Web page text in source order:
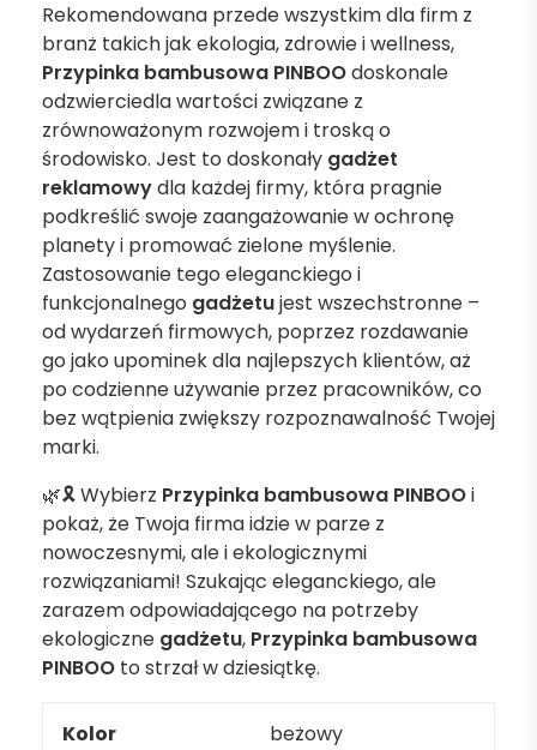
Rekomendowana przede wszystkim dla firm z
branż takich jak ekologia, zdrowie i wellness,
Przypinka bambusowa PINBOOdoskonale
odzwierciedla wartości związane z
zrównoważonym rozwojem i troską o
środowisko. Jest to doskonały gadżet
reklamowydla każdej firmy, która pragnie
podkreślić swoje zaangażowanie w ochronę
planety i promować zielone myślenie.
Zastosowanie tego eleganckiego i
funkcjonalnego gadżetujest wszechstronne –
od wydarzeń firmowych, poprzez rozdawanie
go jako upominek dla najlepszych klientów, aż
po codzienne używanie przez pracowników, co
bez wątpienia zwiększy rozpoznawalność Twojej
marki.
🌿🎗 Wybierz Przypinka bambusowa PINBOOi
pokaż, że Twoja firma idzie w parze z
nowoczesnymi, ale i ekologicznymi
rozwiązaniami! Szukając eleganckiego, ale
zarazem odpowiadającego na potrzeby
ekologiczne gadżetu, Przypinka bambusowa
PINBOO to strzał w dziesiątkę.
Kolor beżowy